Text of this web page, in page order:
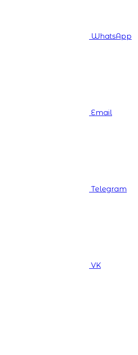
WhatsApp
Email
Telegram
VK